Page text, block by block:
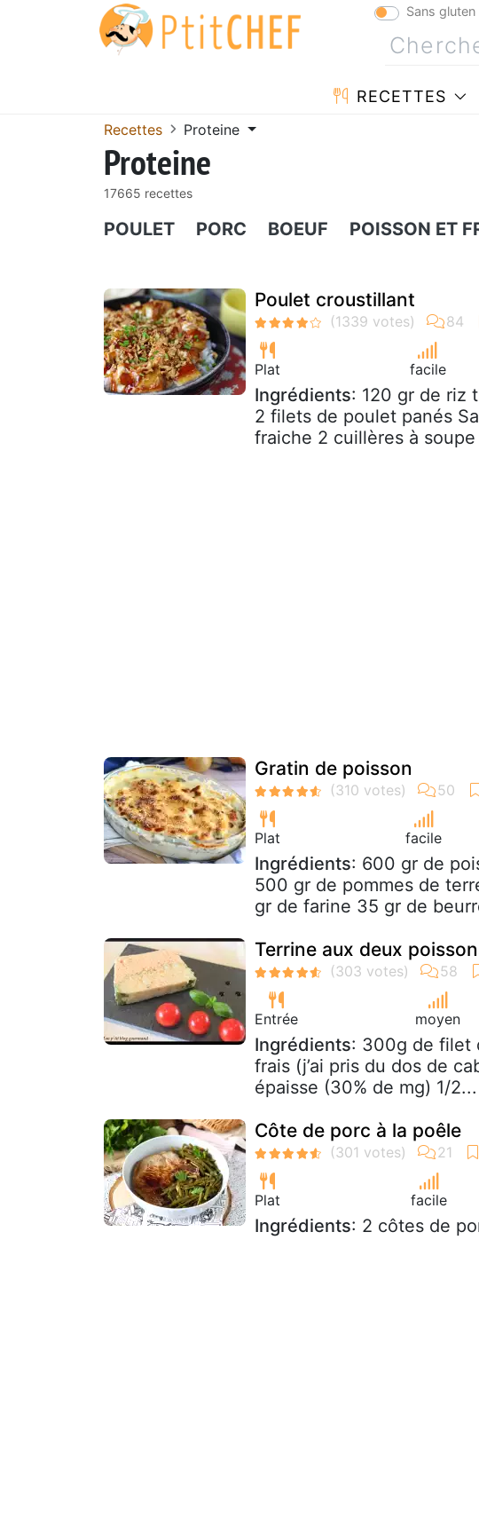
Sans gluten
RECETTES
Recettes Proteine
Proteine
17665 recettes
POULET PORC BOEUF POISSON ET
Poulet croustillant
Plat facile
Ingrédients: 120 gr de riz
2 filets de poulet panés
fraiche 2 cuillères à soupe
Gratin de poisson
Plat facile
Ingrédients: 600 gr de
500 gr de pommes de
gr de farine 35 gr de
Terrine aux deux
Entrée moyen
Ingrédients: 300g de filet
frais (j’ai pris du dos de
épaisse (30% de mg) 1/2...
Côte de porc à la poêle
Plat facile
Ingrédients: 2 côtes de